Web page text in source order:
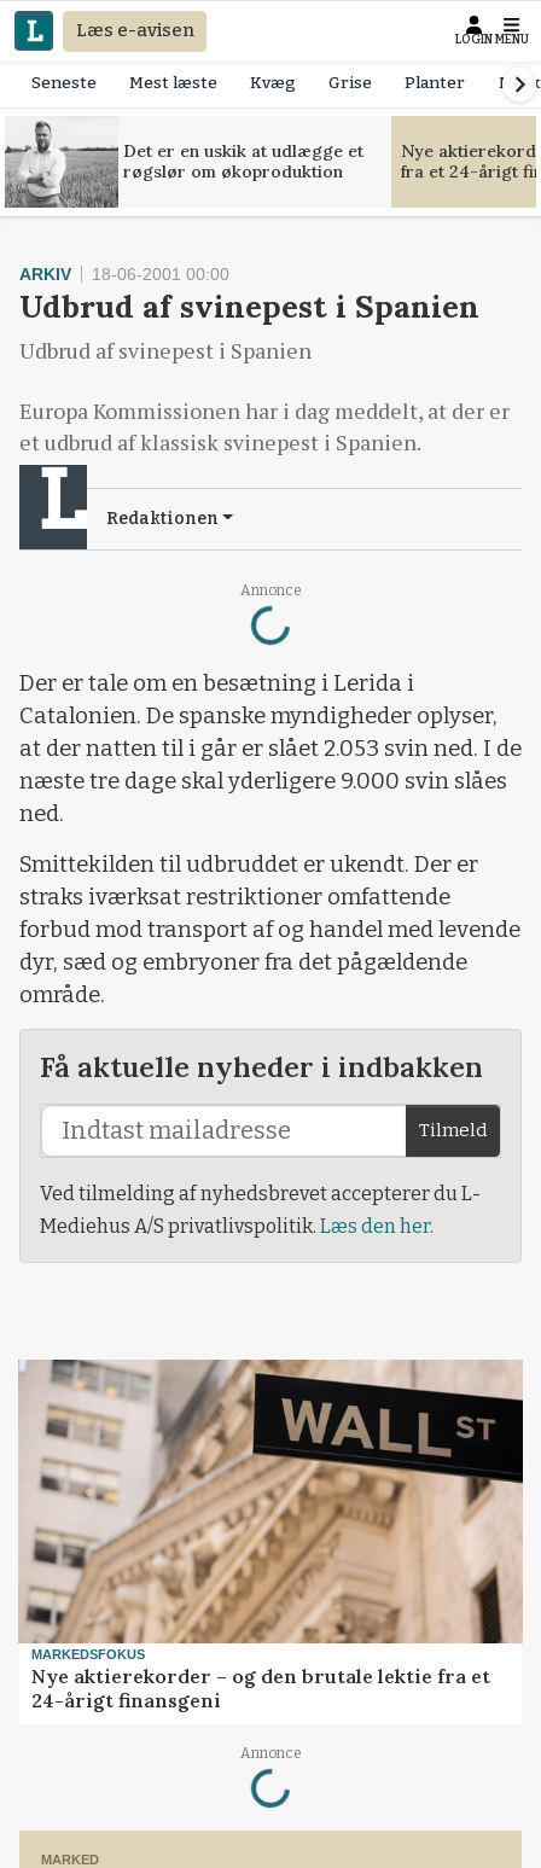
Læs e-avisen LOGIN MENU
Seneste Mest læste Kvæg Grise Planter
Det er en uskik at udlægge et
røgslør om økoproduktion
Nye
fra et 24-årigt
Annonce
Loading...
ARKIV 18-06-2001 00:00
Udbrud af svinepest i Spanien
Udbrud af svinepest i Spanien
Europa Kommissionen har i dag meddelt, at der er
et udbrud af klassisk svinepest i Spanien.
Redaktionen
Der er tale om en besætning i Lerida i
Catalonien. De spanske myndigheder oplyser,
at der natten til i går er slået 2.053 svin ned. I de
næste tre dage skal yderligere 9.000 svin slåes
ned.
Smittekilden til udbruddet er ukendt. Der er
straks iværksat restriktioner omfattende
forbud mod transport af og handel med levende
dyr, sæd og embryoner fra det pågældende
område.
Få aktuelle nyheder i indbakken
Tilmeld
Ved tilmelding af nyhedsbrevet accepterer du L-
Mediehus A/S privatlivspolitik. Læs den her.
MARKEDSFOKUS
Nye aktierekorder – og den brutale lektie fra et
24-årigt finansgeni
Annonce
Loading...
MARKED